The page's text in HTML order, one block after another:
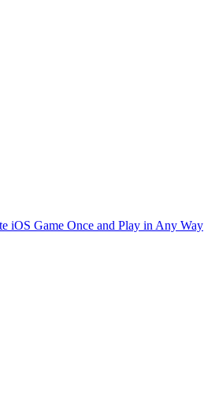
iOS Game Once and Play in Any Way